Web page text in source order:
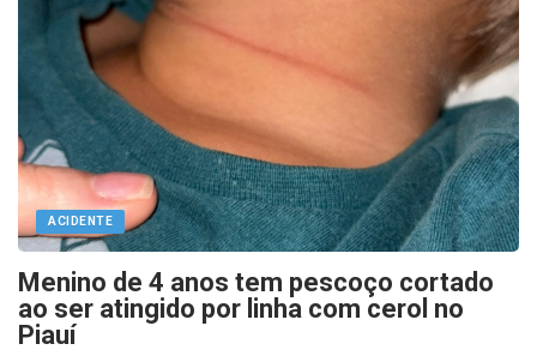
ACIDENTE
Menino de 4 anos tem pescoço cortado
ao ser atingido por linha com cerol no
Piauí